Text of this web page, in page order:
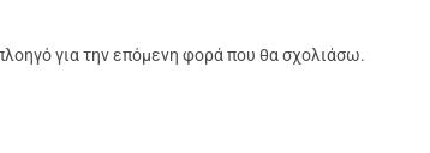
για την επόμενη φορά που θα σχολιάσω.